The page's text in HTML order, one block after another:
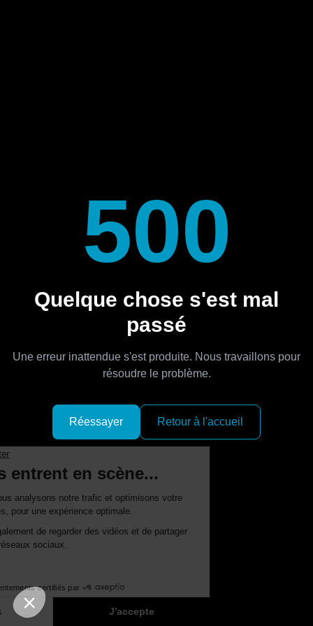
500
Quelque chose s'est mal
passé
Une erreur inattendue s'est produite. Nous travaillons pour
résoudre le problème.
Réessayer Retour à l'accueil